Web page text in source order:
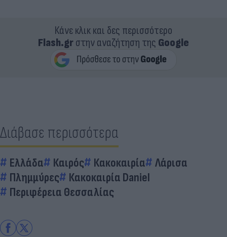
Κάνε κλικ και δες περισσότερο
Flash.grστην αναζήτηση της Google
Διάβασε περισσότερα
Ελλάδα Καιρός Κακοκαιρία
Λάρισα
Πλημμύρες
Κακοκαιρία Daniel
Περιφέρεια Θεσσαλίας